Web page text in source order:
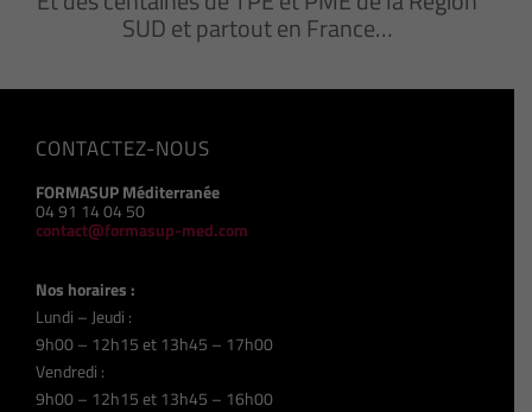
SUD et partout en France…
CONTACTEZ-NOUS
FORMASUP Méditerranée
04 91 14 04 50
contact@formasup-med.com
Nos horaires :
Lundi – Jeudi :
9h00 – 12h15 et 13h45 – 17h00
Vendredi :
9h00 – 12h15 et 13h45 – 16h00